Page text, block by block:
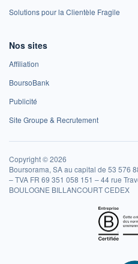
Solutions pour la Clientèle Fragile
Nos sites
Affiliation
BoursoBank
Publicité
Site Groupe & Recrutement
Copyright © 2026
Boursorama, SA au capital de 53 576
– TVA FR 69 351 058 151 – 44 rue
BOULOGNE BILLANCOURT CEDEX